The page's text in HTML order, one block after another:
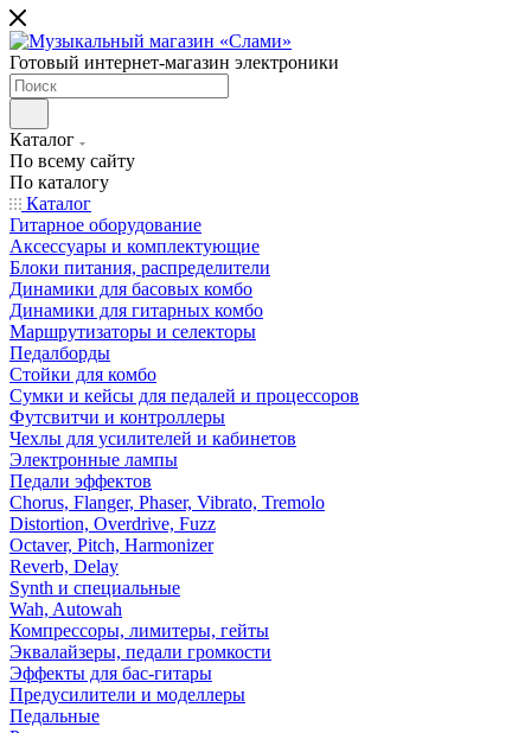
Готовый интернет-магазин электроники
Каталог
По всему сайту
По каталогу
Каталог
Гитарное оборудование
Аксессуары и комплектующие
Блоки питания, распределители
Динамики для басовых комбо
Динамики для гитарных комбо
Маршрутизаторы и селекторы
Педалборды
Стойки для комбо
Сумки и кейсы для педалей и процессоров
Футсвитчи и контроллеры
Чехлы для усилителей и кабинетов
Электронные лампы
Педали эффектов
Chorus, Flanger, Phaser, Vibrato, Tremolo
Distortion, Overdrive, Fuzz
Octaver, Pitch, Harmonizer
Reverb, Delay
Synth и специальные
Wah, Autowah
Компрессоры, лимитеры, гейты
Эквалайзеры, педали громкости
Эффекты для бас-гитары
Предусилители и моделлеры
Педальные